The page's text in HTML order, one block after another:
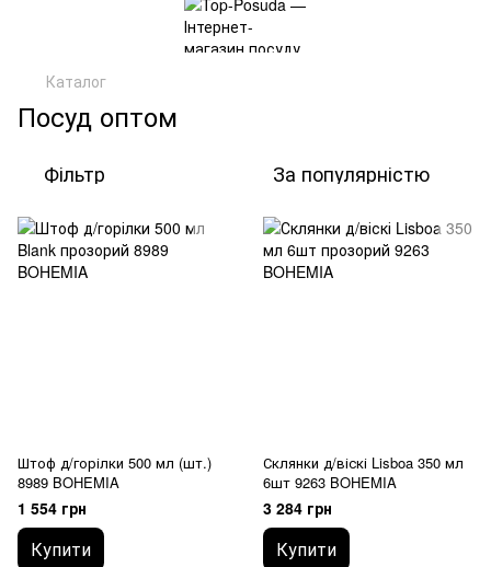
Каталог
Посуд оптом
Фільтр За популярністю
Штоф д/горілки 500 мл (шт.)
8989 BOHEMIA
1 554 грн
Купити
Склянки д/віскі Lisboa 350 мл
6шт 9263 BOHEMIA
3 284 грн
Купити